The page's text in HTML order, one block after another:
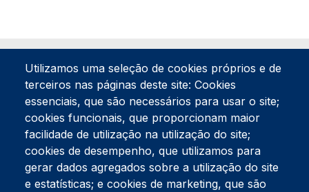
Tel:234 390 100Fax:234 390 100
Endereço Postal
Apartado 42
Utilizamos uma seleção de cookies próprios e de
terceiros nas páginas deste site: Cookies
essenciais, que são necessários para usar o site;
cookies funcionais, que proporcionam maior
facilidade de utilização na utilização do site;
cookies de desempenho, que utilizamos para
gerar dados agregados sobre a utilização do site
e estatísticas; e cookies de marketing, que são